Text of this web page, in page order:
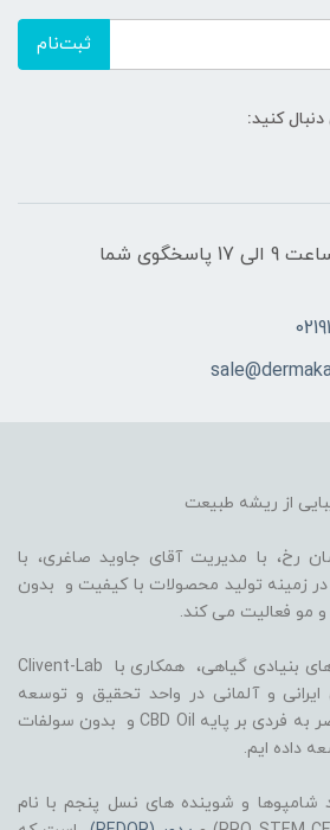
ثبت‌نام
کنید:
شنبه تا پنج شنبه ، از ساعت 9 الی 17 پاسخگوی شما
از ریشه طبیعت
رخ، با مدیریت آقای جاوید صاغری، با
زمینه تولید محصولات با کیفیت و بدون
مو فعالیت می کند.
ما با بهره گیری از سلول های بنیادی گیاهی، همکاری با Clivent-Lab
و آلمانی در واحد تحقیق و توسعه
(R&D)، فرمولاسیون منحصر به فردی بر پایه CBD Oil و بدون سولفات
داده ایم.
شامپوها و شوینده های نسل پنجم با نام